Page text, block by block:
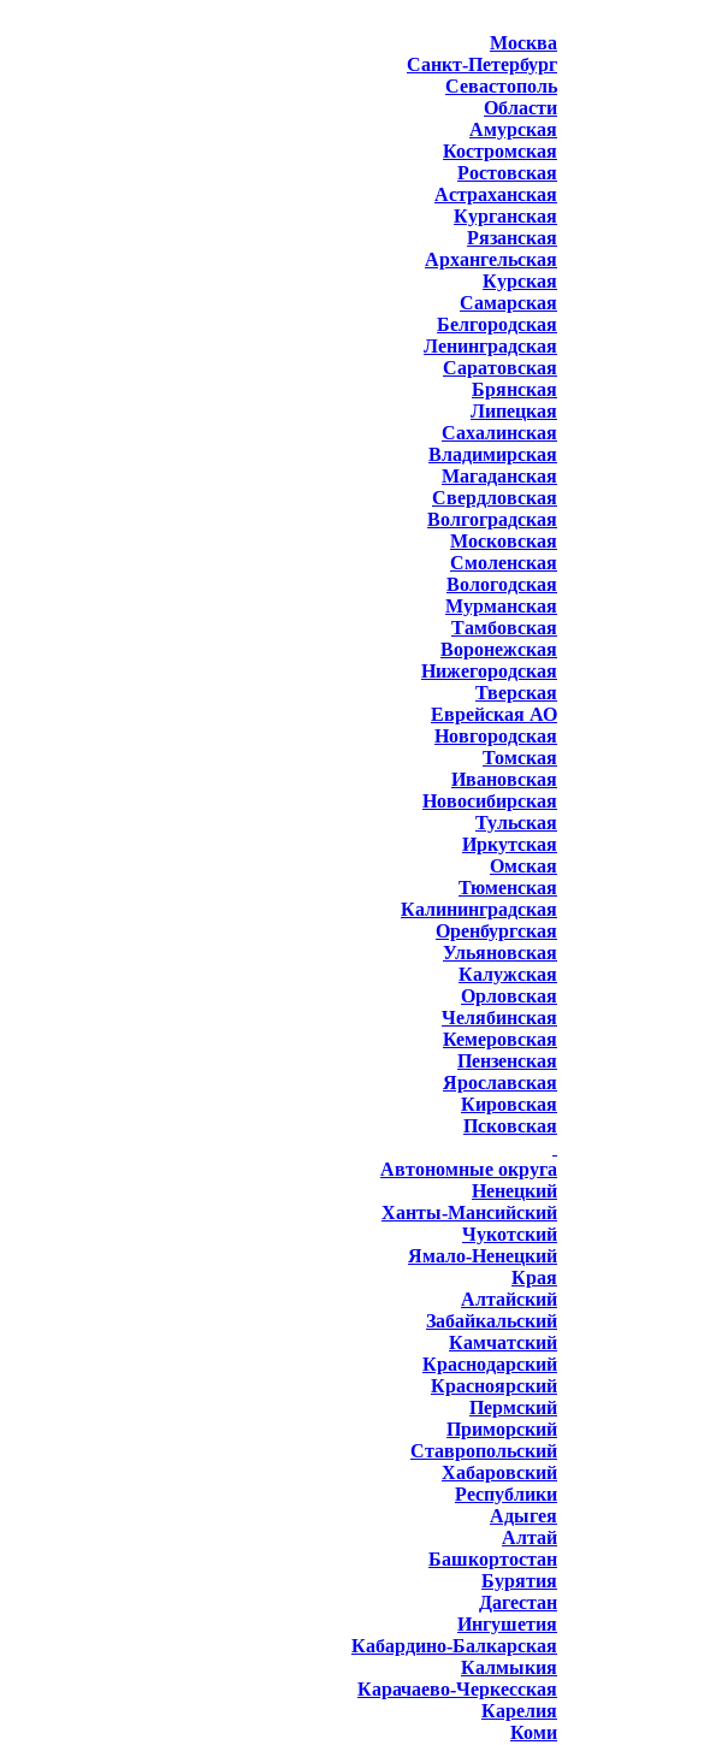
Москва
Санкт-Петербург
Севастополь
Области
Амурская
Костромская
Ростовская
Астраханская
Курганская
Рязанская
Архангельская
Курская
Самарская
Белгородская
Ленинградская
Саратовская
Брянская
Липецкая
Сахалинская
Владимирская
Магаданская
Свердловская
Волгоградская
Московская
Смоленская
Вологодская
Мурманская
Тамбовская
Воронежская
Нижегородская
Тверская
Еврейская АО
Новгородская
Томская
Ивановская
Новосибирская
Тульская
Иркутская
Омская
Тюменская
Калининградская
Оренбургская
Ульяновская
Калужская
Орловская
Челябинская
Кемеровская
Пензенская
Ярославская
Кировская
Псковская
Автономные округа
Ненецкий
Ханты-Мансийский
Чукотский
Ямало-Ненецкий
Края
Алтайский
Забайкальский
Камчатский
Краснодарский
Красноярский
Пермский
Приморский
Ставропольский
Хабаровский
Республики
Адыгея
Алтай
Башкортостан
Бурятия
Дагестан
Ингушетия
Кабардино-Балкарская
Калмыкия
Карачаево-Черкесская
Карелия
Коми